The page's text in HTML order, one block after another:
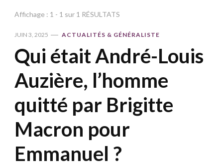
Affichage : 1 - 1 sur 1 RÉSULTATS
JUIN 3, 2025 ACTUALITÉS & GÉNÉRALISTE
Qui était André-Louis
Auzière, l’homme
quitté par Brigitte
Macron pour
Emmanuel ?